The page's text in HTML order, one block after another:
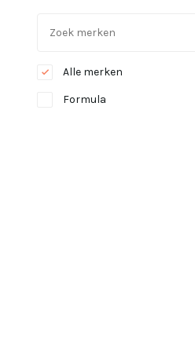
Alle merken
Formula